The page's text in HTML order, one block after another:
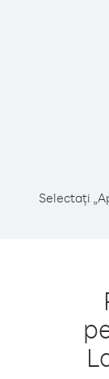
Selectați